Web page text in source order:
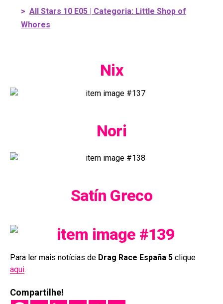
> All Stars 10 E05 | Categoria: Little Shop of
Whores
Nix
Nori
Satín Greco
Para ler mais notícias de Drag Race España 5 clique
aqui.
Compartilhe!